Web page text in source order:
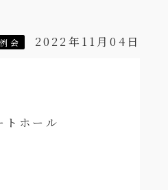
例会 2022年11月04日
ホール